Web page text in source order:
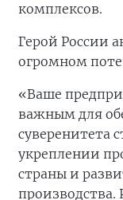
комплексов.
Герой России
огромном
«Ваше
важным для
суверенитета
укреплении
страны и
производства.